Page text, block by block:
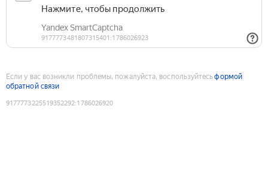
Если у вас возникли проблемы, пожалуйста, воспользуйтесьформой
обратной связи
9177773225519352292:1786026920